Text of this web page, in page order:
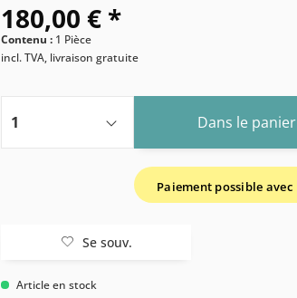
180,00 € *
Contenu : 1 Pièce
incl. TVA, livraison gratuite
Dans le panier
Paiement possible avec
Se souv.
Article en stock